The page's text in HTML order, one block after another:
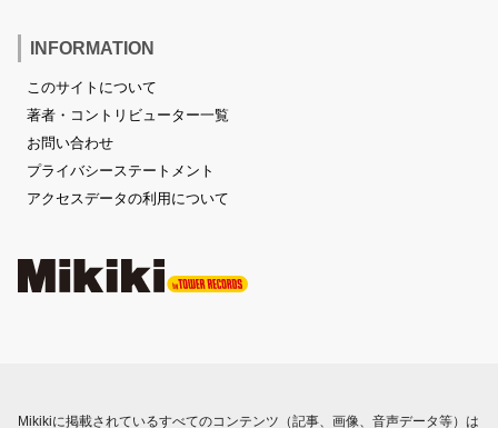
INFORMATION
このサイトについて
著者・コントリビューター一覧
お問い合わせ
プライバシーステートメント
アクセスデータの利用について
Mikikiに掲載されているすべてのコンテンツ（記事、画像、音声データ等）は